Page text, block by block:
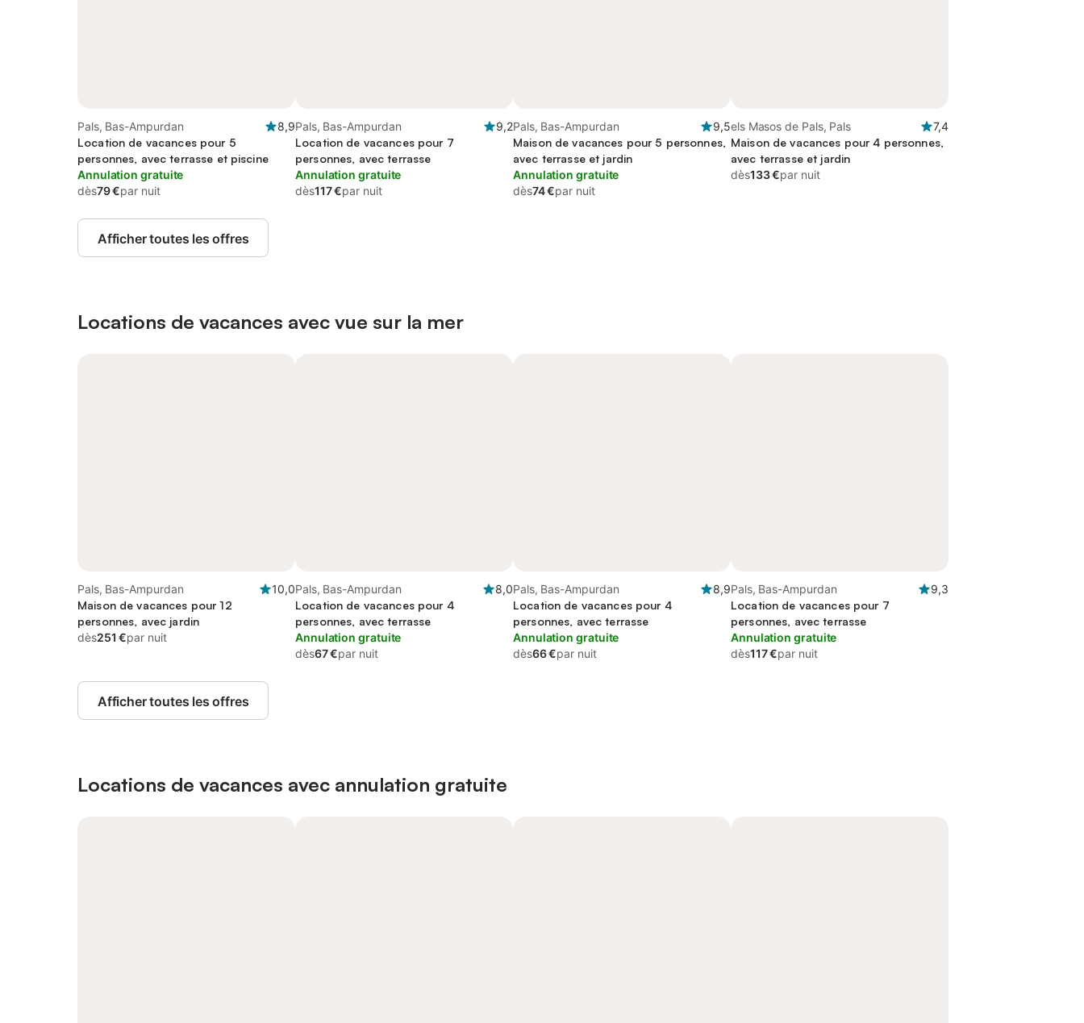
Pals, Bas-Ampurdan
8,9
Location de vacances pour 5
personnes, avec terrasse et piscine
Annulation gratuite
dès79 €par nuit
Pals, Bas-Ampurdan
9,2
Location de vacances pour 7
personnes, avec terrasse
Annulation gratuite
dès117 €par nuit
Pals, Bas-Ampurdan
9,5
Maison de vacances pour 5 personnes,
avec terrasse et jardin
Annulation gratuite
dès74 €par nuit
els Masos de Pals, Pals
7,4
Maison de vacances pour 4 personnes,
avec terrasse et jardin
dès133 €par nuit
Afficher toutes les offres
Locations de vacances avec vue sur la mer
Pals, Bas-Ampurdan
10,0
Maison de vacances pour 12
personnes, avec jardin
dès251 €par nuit
Pals, Bas-Ampurdan
8,0
Location de vacances pour 4
personnes, avec terrasse
Annulation gratuite
dès67 €par nuit
Pals, Bas-Ampurdan
8,9
Location de vacances pour 4
personnes, avec terrasse
Annulation gratuite
dès66 €par nuit
Pals, Bas-Ampurdan
9,3
Location de vacances pour 7
personnes, avec terrasse
Annulation gratuite
dès117 €par nuit
Afficher toutes les offres
Locations de vacances avec annulation gratuite